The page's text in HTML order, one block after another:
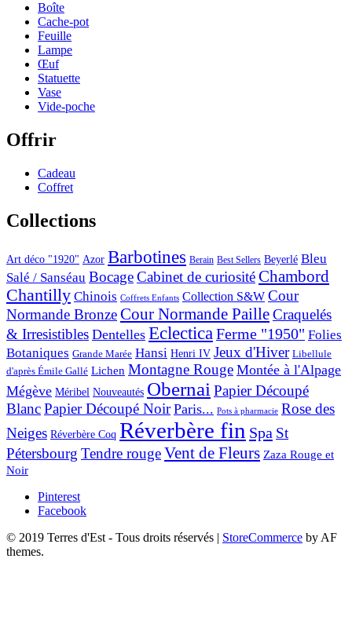
Boîte
Cache-pot
Feuille
Lampe
Œuf
Statuette
Vase
Vide-poche
Offrir
Cadeau
Coffret
Collections
Art déco "1920" Azor Barbotines Berain Best Sellers Beyerlé Bleu
Salé / Sanséau BocageCabinet de curiositéChambord
Chantilly Chinois Coffrets Enfants Collection S&W Cour
Normande BronzeCour Normande PailleCraquelés
& Irresistibles Dentelles Eclectica Ferme "1950" Folies
Botaniques Grande Marée Hansi Henri IV Jeux d'Hiver Libellule
d'après Émile Gallé Lichen Montagne Rouge Montée à l'Alpage
Mégève Méribel Nouveautés Obernai Papier Découpé
BlancPapier Découpé Noir Paris... Pots à pharmacie Rose des
Neiges Réverbère Coq Réverbère fin Spa St
Pétersbourg Tendre rougeVent de Fleurs Zaza Rouge et
Noir
Pinterest
Facebook
© 2019 Terres d'Est - Tous droits réservés | StoreCommerce by AF
themes.